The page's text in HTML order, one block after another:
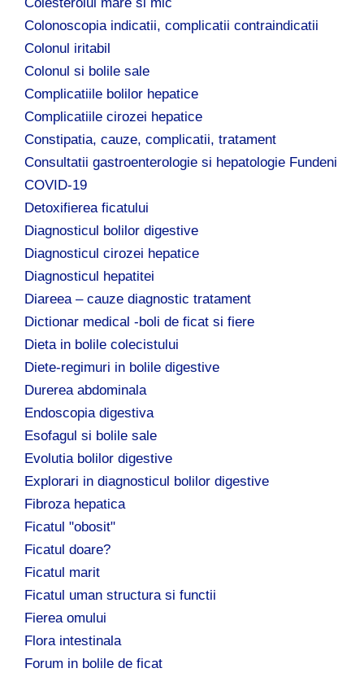
Colonoscopia indicatii, complicatii contraindicatii
Colonul iritabil
Colonul si bolile sale
Complicatiile bolilor hepatice
Complicatiile cirozei hepatice
Constipatia, cauze, complicatii, tratament
Consultatii gastroenterologie si hepatologie Fundeni
COVID-19
Detoxifierea ficatului
Diagnosticul bolilor digestive
Diagnosticul cirozei hepatice
Diagnosticul hepatitei
Diareea – cauze diagnostic tratament
Dictionar medical -boli de ficat si fiere
Dieta in bolile colecistului
Diete-regimuri in bolile digestive
Durerea abdominala
Endoscopia digestiva
Esofagul si bolile sale
Evolutia bolilor digestive
Explorari in diagnosticul bolilor digestive
Fibroza hepatica
Ficatul "obosit"
Ficatul doare?
Ficatul marit
Ficatul uman structura si functii
Fierea omului
Flora intestinala
Forum in bolile de ficat